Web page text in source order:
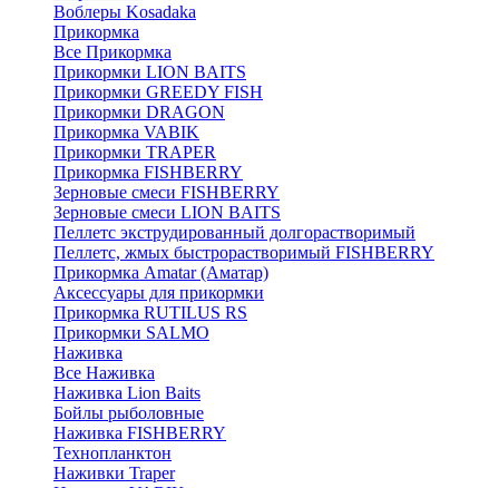
Воблеры Kosadaka
Прикормка
Все Прикормка
Прикормки LION BAITS
Прикормки GREEDY FISH
Прикормки DRAGON
Прикормка VABIK
Прикормки TRAPER
Прикормка FISHBERRY
Зерновые смеси FISHBERRY
Зерновые смеси LION BAITS
Пеллетс экструдированный долгорастворимый
Пеллетс, жмых быстрорастворимый FISHBERRY
Прикормка Amatar (Аматар)
Аксессуары для прикормки
Прикормка RUTILUS RS
Прикормки SALMO
Наживка
Все Наживка
Наживка Lion Baits
Бойлы рыболовные
Наживка FISHBERRY
Технопланктон
Наживки Traper